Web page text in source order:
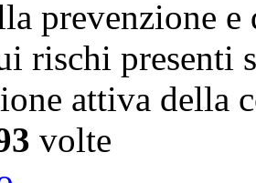
prevenzione
rischi presenti
attiva
volte